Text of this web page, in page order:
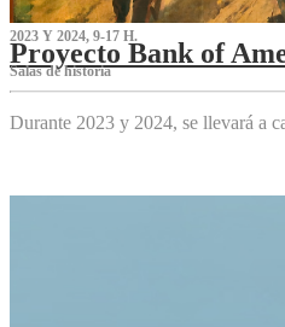
2023 Y 2024, 9-17 H.
Proyecto Bank of
S‌alas de historia
Durante 2023 y 2024, se llevará a